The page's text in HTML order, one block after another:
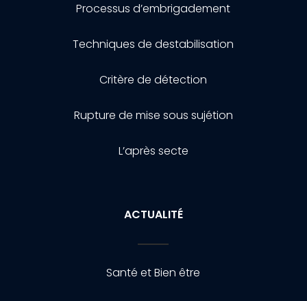
Processus d’embrigadement
Techniques de destabilisation
Critère de détection
Rupture de mise sous sujétion
L’après secte
ACTUALITÉ
Santé et Bien être